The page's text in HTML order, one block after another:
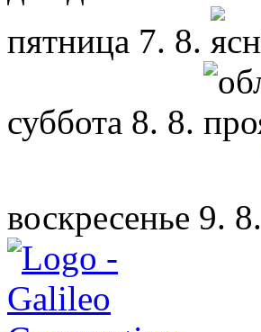
пятница 7. 8.
суббота 8. 8.
воскресенье 9. 8.